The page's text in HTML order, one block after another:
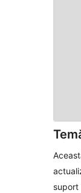
suport